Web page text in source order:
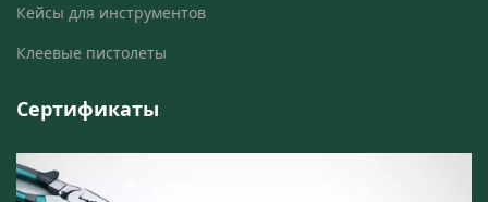
Кейсы для инструментов
Клеевые пистолеты
Сертификаты